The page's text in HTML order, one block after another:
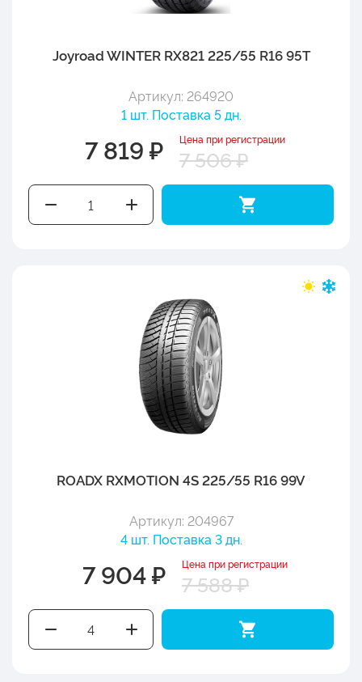
Joyroad WINTER RX821 225/55 R16 95T
Артикул: 264920
1 шт. Поставка 5 дн.
7 819 ₽ Цена при регистрации
7 506 ₽
ROADX RXMOTION 4S 225/55 R16 99V
Артикул: 204967
4 шт. Поставка 3 дн.
7 904 ₽ Цена при регистрации
7 588 ₽